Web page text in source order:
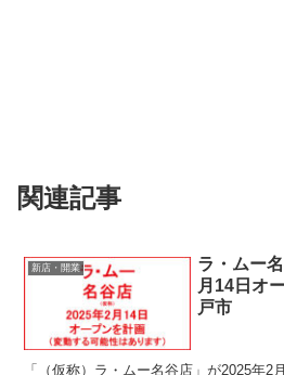
関連記事
新店・開業
ラ・ムー
月14日オ
戸市
「（仮称）ラ・ムー名谷店」が2025年2